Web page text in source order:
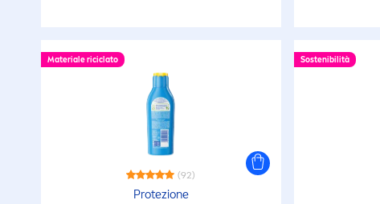
Materiale riciclato
(92)
Protezione
Sostenibilità